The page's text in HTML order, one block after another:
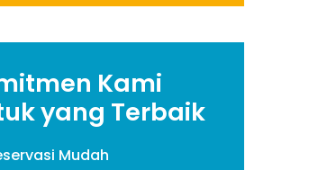
Kami
yang Terbaik
Mudah